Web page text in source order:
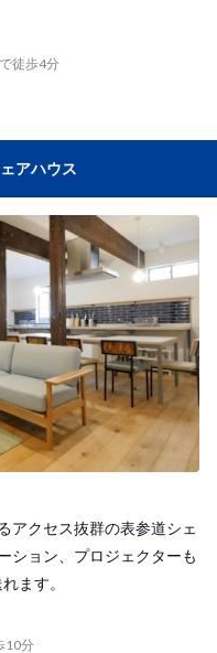
徒歩4分
アハウス
アクセス抜群の表参道シェ
ション、プロジェクターも
ます。
10分